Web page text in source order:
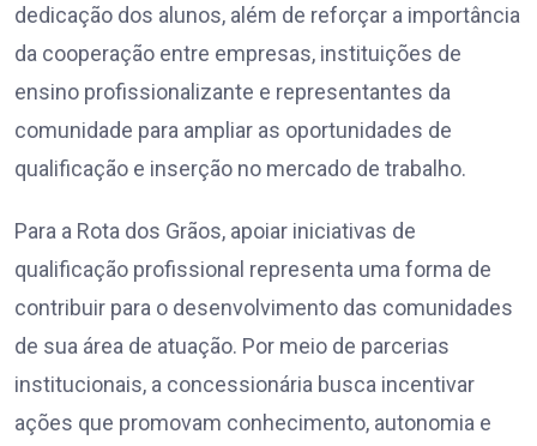
dedicação dos alunos, além de reforçar a importância
da cooperação entre empresas, instituições de
ensino profissionalizante e representantes da
comunidade para ampliar as oportunidades de
qualificação e inserção no mercado de trabalho.
Para a Rota dos Grãos, apoiar iniciativas de
qualificação profissional representa uma forma de
contribuir para o desenvolvimento das comunidades
de sua área de atuação. Por meio de parcerias
institucionais, a concessionária busca incentivar
ações que promovam conhecimento, autonomia e